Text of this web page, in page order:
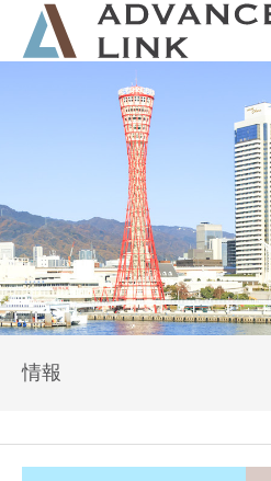
情報
会社概要
ネット保険
事業保険